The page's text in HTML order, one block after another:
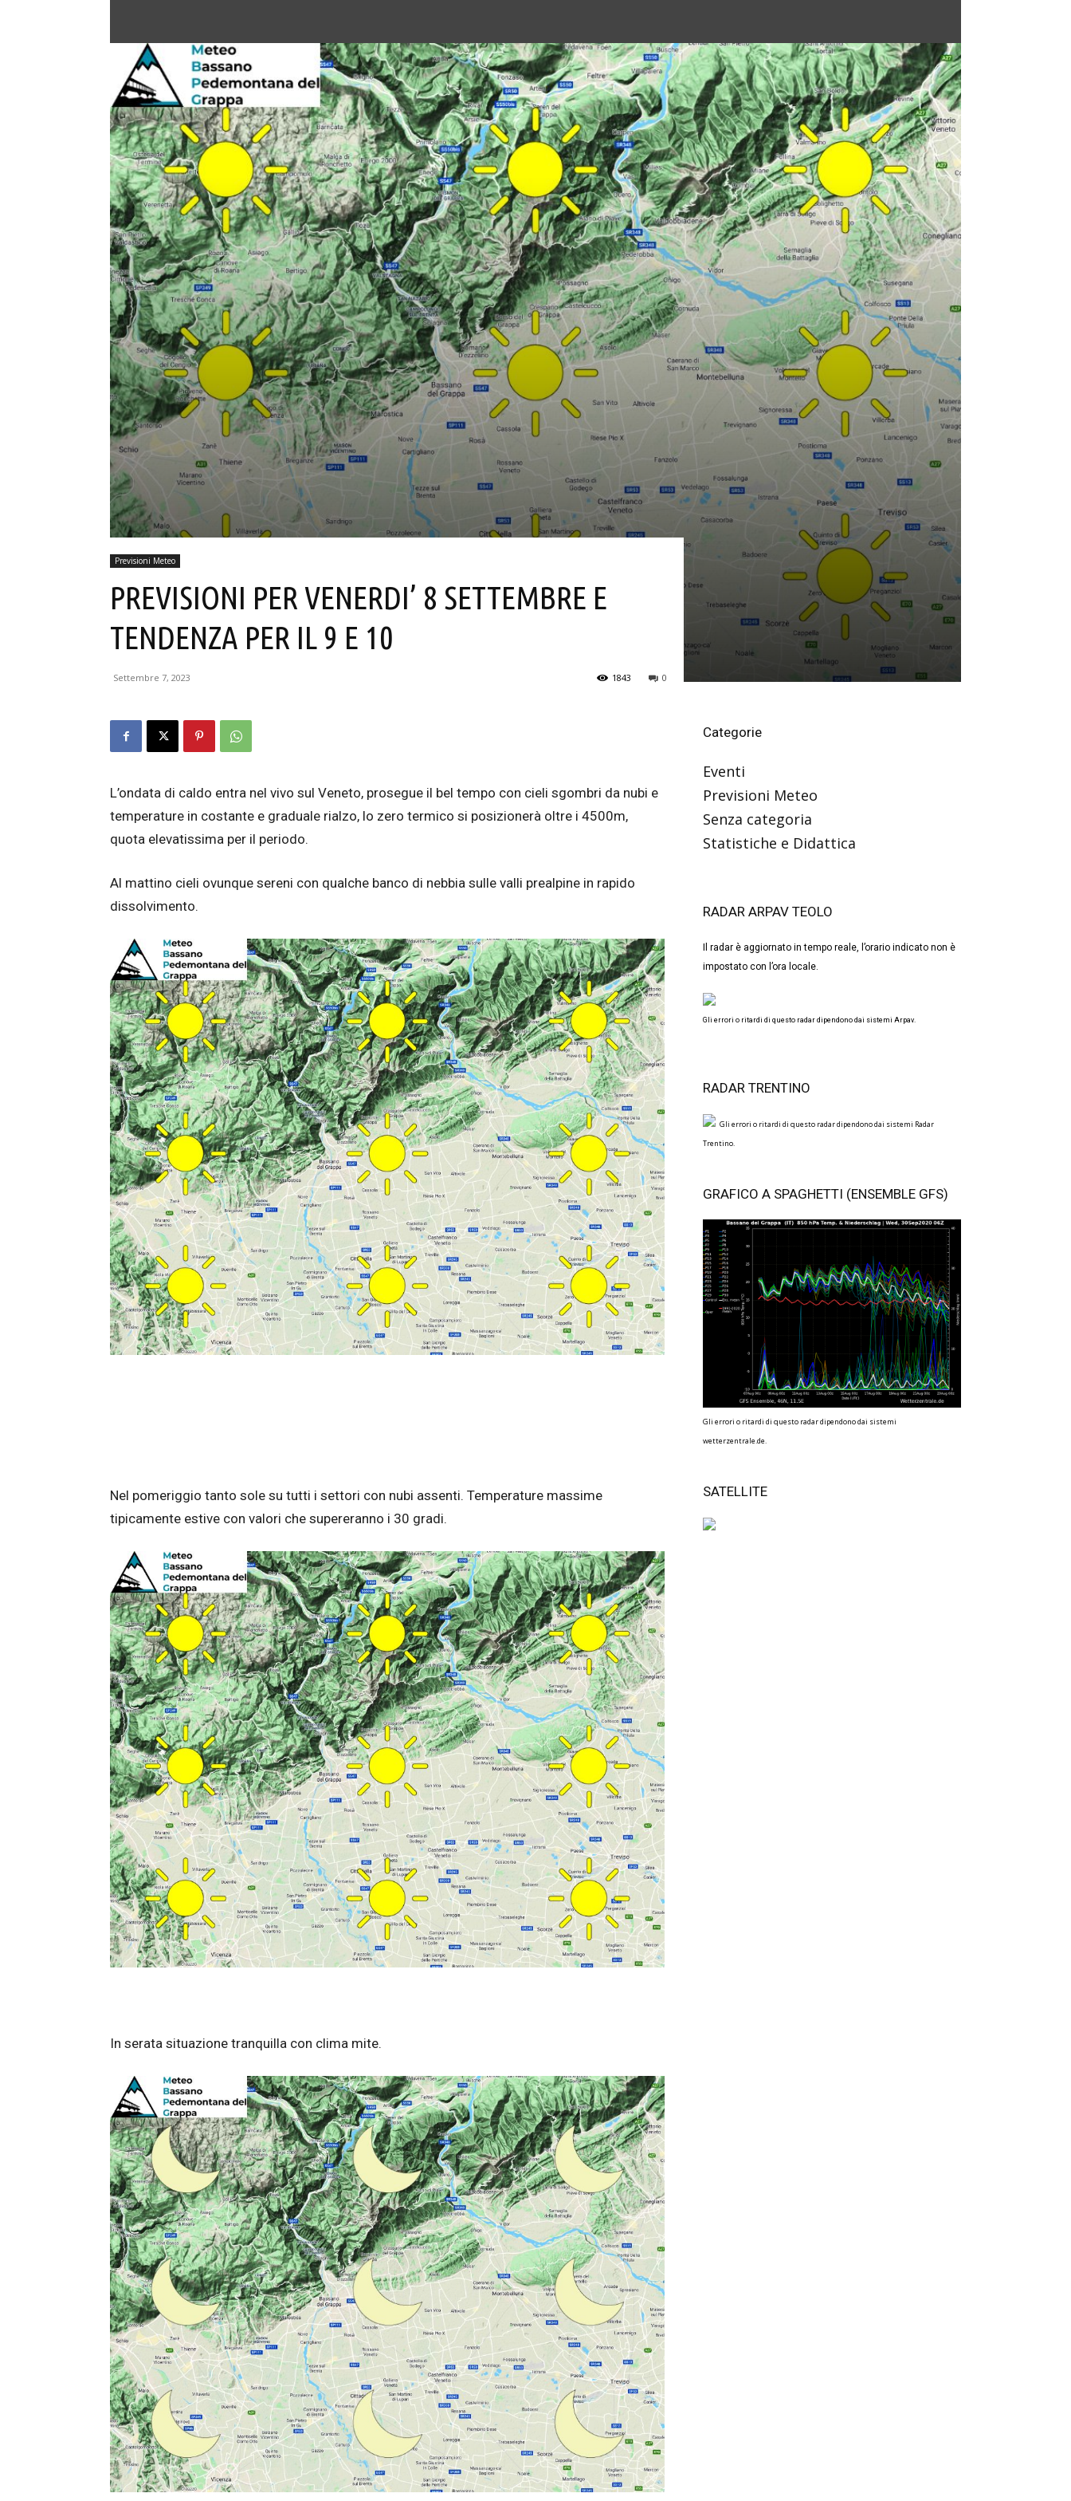
Previsioni Meteo
PREVISIONI PER VENERDI’ 8 SETTEMBRE E
TENDENZA PER IL 9 E 10
Settembre 7, 2023 0
1843
L’ondata di caldo entra nel vivo sul Veneto, prosegue il bel tempo con cieli sgombri da nubi e
temperature in costante e graduale rialzo, lo zero termico si posizionerà oltre i 4500m,
quota elevatissima per il periodo.
Al mattino cieli ovunque sereni con qualche banco di nebbia sulle valli prealpine in rapido
dissolvimento.
Nel pomeriggio tanto sole su tutti i settori con nubi assenti. Temperature massime
tipicamente estive con valori che supereranno i 30 gradi.
In serata situazione tranquilla con clima mite.
Categorie
Eventi
Previsioni Meteo
Senza categoria
Statistiche e Didattica
RADAR ARPAV TEOLO
Il radar è aggiornato in tempo reale, l’orario indicato non è
impostato con l’ora locale.
Gli errori o ritardi di questo radar dipendono dai sistemi Arpav.
RADAR TRENTINO
Gli errori o ritardi di questo radar dipendono dai sistemi Radar
Trentino.
GRAFICO A SPAGHETTI (ENSEMBLE GFS)
Gli errori o ritardi di questo radar dipendono dai sistemi
wetterzentrale.de.
SATELLITE